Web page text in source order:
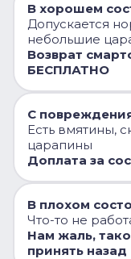
В хорошем
Допускается
небольшие
Возврат
БЕСПЛАТНО
С
Есть вмятины,
царапины
Доплата за
В плохом
Что-то не
Нам жаль,
принять назад